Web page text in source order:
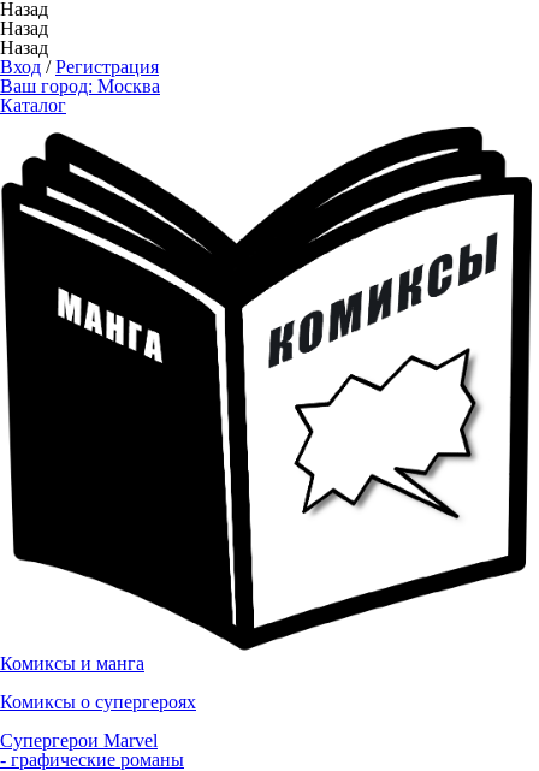
Назад
Назад
Назад
Вход /Регистрация
Ваш город: Москва
Каталог
Комиксы и манга
Комиксы о супергероях
Супергерои Marvel
- графические романы